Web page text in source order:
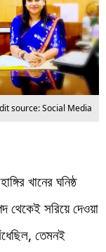
source: Social Media
খানের ঘনিষ্ঠ
থেকেই সরিয়ে দেওয়া
তেমনই